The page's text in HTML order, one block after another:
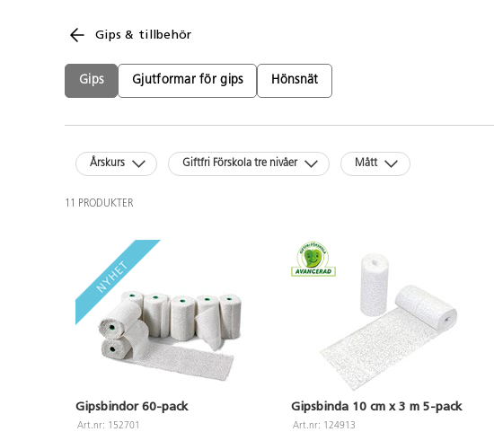
Gips & tillbehör
Gips Gjutformar för gips Hönsnät
Årskurs Giftfri Förskola tre nivåer Mått
11 PRODUKTER
Gipsbindor 60-pack
Art.nr: 152701
Gipsbinda 10 cm x 3 m 5-pack
Art.nr: 124913